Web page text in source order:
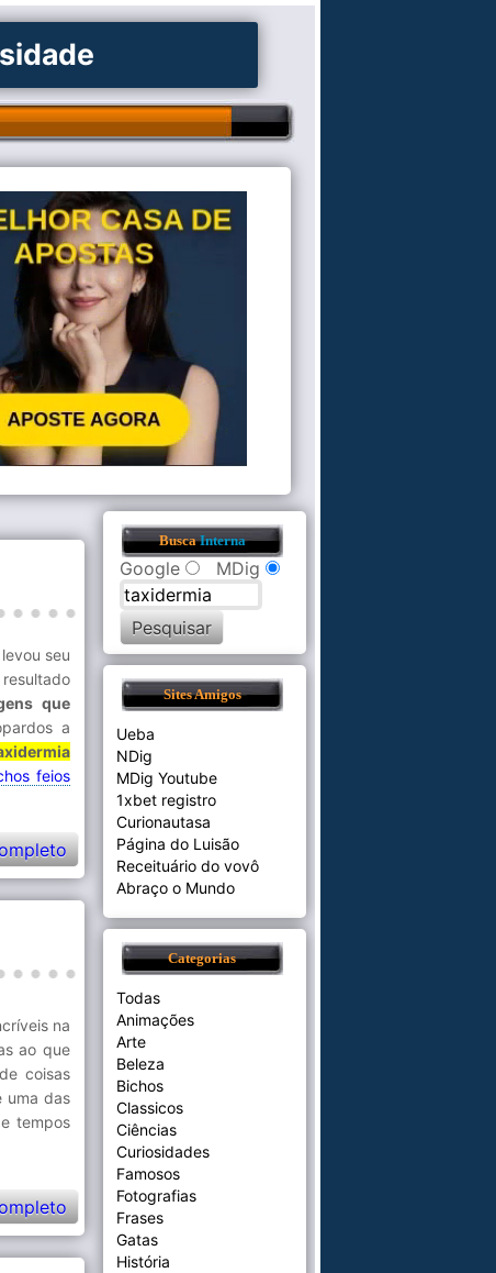
seu
que
a
feios
na
ao que
coisas
uma das
tempos
BuscaInterna
Google MDig
Sites Amigos
Ueba
NDig
MDig Youtube
1xbet registro
Curionautasa
Página do Luisão
Receituário do vovô
Abraço o Mundo
Categorias
Todas
Animações
Arte
Beleza
Bichos
Classicos
Ciências
Curiosidades
Famosos
Fotografias
Frases
Gatas
História